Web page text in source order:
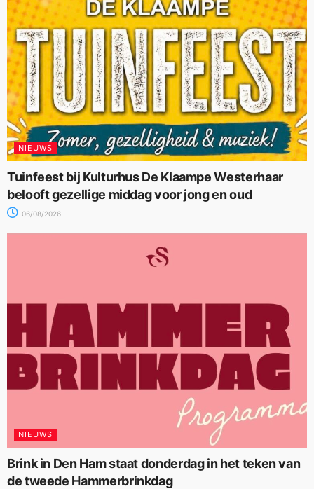
NIEUWS
Tuinfeest bij Kulturhus De Klaampe Westerhaar
belooft gezellige middag voor jong en oud
06/08/2026
NIEUWS
Brink in Den Ham staat donderdag in het teken van
de tweede Hammerbrinkdag